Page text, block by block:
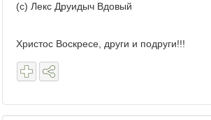
(с) Лекс Друидыч Вдовый
Христос Воскресе, други и подруги!!!